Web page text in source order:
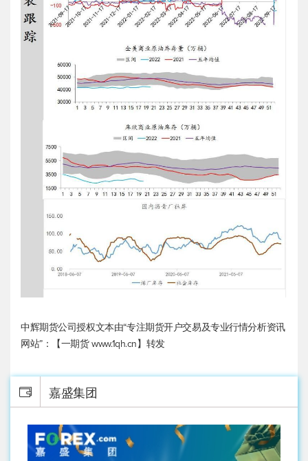
中辉期货公司授权文本由“专注期货开户交易及专业行情分析资讯
网站”：【一期货 www.1qh.cn】转发
嘉盛集团